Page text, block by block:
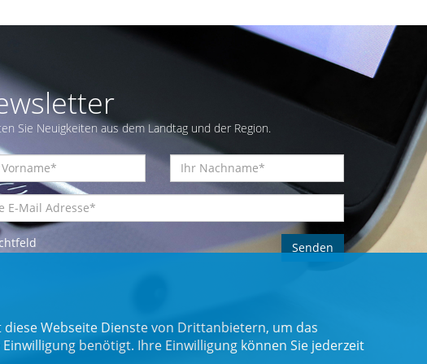
Sie Neuigkeiten aus dem Landtag und der Region.
Webseite Dienste von Drittanbietern, um das
benötigt. Ihre Einwilligung können Sie jederzeit